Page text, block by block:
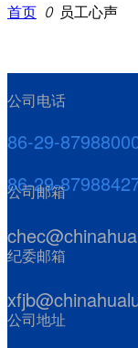
标
其他社会
ꀅCN
CN
RU
首页 ꄲ 员工心声
公司电话
86-29-
86-29-
公司邮箱
纪委邮箱
公司地址